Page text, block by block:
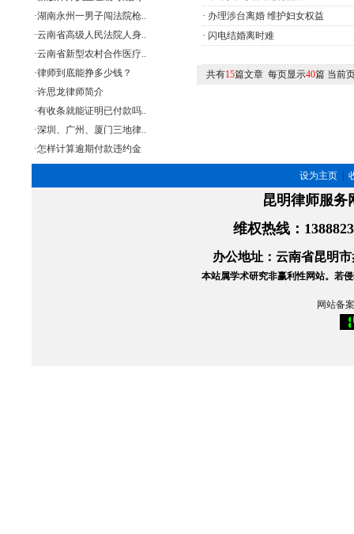
·湖南永州一男子闯法院枪..
·云南省高级人民法院人身..
·云南省新型农村合作医疗..
·律师到底能挣多少钱？
·许思龙律师简介
·有收条就能证明已付款吗..
·深圳、广州、厦门三地律..
·怎样计算逾期付款违约金
· 办理涉台离婚 维护妇女权益
· 闪电结婚离时难
共有15篇文章 每页显示40篇 当前
设为主页
昆明律师服
维权热线 ：
办公地址：云南省昆明
本站属学术研究非赢利性网站。 若
网站备